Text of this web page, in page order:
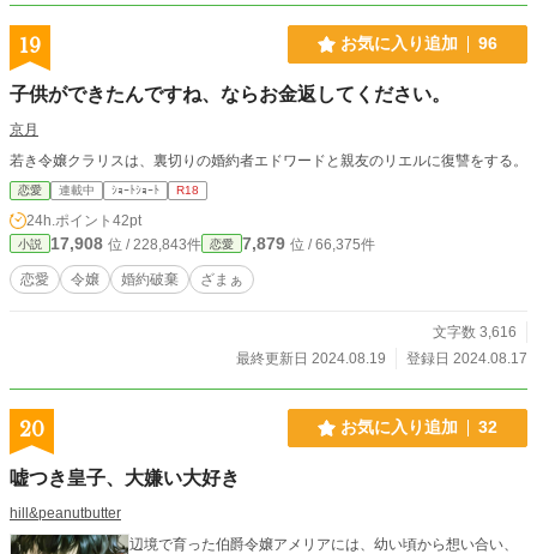
19 お気に入り追加 96
子供ができたんですね、ならお金返してください。
京月
若き令嬢クラリスは、裏切りの婚約者エドワードと親友のリエルに復讐をする。
恋愛 連載中 ｼｮｰﾄｼｮｰﾄ R18
24h.ポイント 42pt
小説 17,908 位 / 228,843件 恋愛 7,879 位 / 66,375件
恋愛 令嬢 婚約破棄 ざまぁ
文字数 3,616
最終更新日 2024.08.19
登録日 2024.08.17
20 お気に入り追加 32
嘘つき皇子、大嫌い大好き
hill&peanutbutter
辺境で育った伯爵令嬢アメリアには、幼い頃から想い合い、